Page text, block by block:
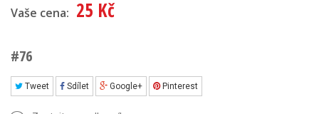
Vaše cena: 25 Kč
#76
Tweet Sdílet Google+ Pinterest